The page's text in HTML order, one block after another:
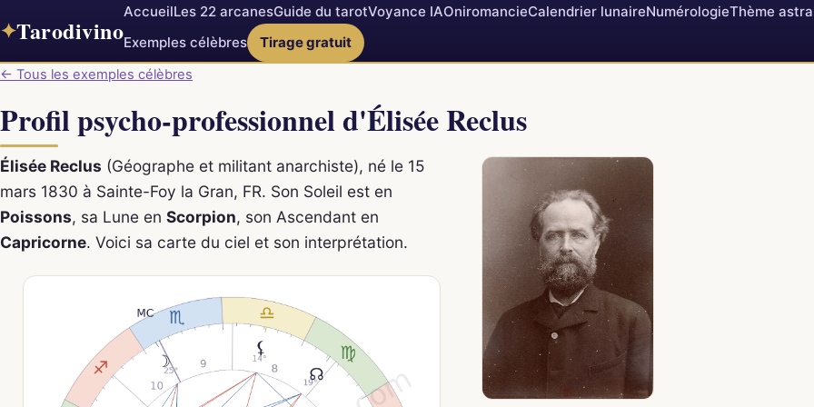
✦Tarodivino
AccueilLes 22 arcanesGuide du tarotVoyance IAOniromancieCalendrier lunaireNumérologieThème
Exemples célèbres
Tirage gratuit
← Tous les exemples célèbres
Profil psycho-professionnel d'Élisée Reclus
Élisée Reclus (Géographe et militant anarchiste), né le 15
mars 1830 à Sainte-Foy la Gran, FR. Son Soleil est en
Poissons, sa Lune en Scorpion, son Ascendant en
Capricorne. Voici sa carte du ciel et son interprétation.